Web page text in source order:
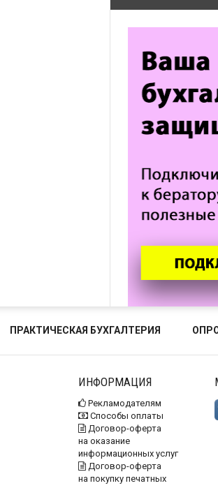
ПРАКТИЧЕСКАЯ БУХГАЛТЕРИЯ
ИНФОРМАЦИЯ
Рекламодателям
Способы оплаты
Договор-оферта
на оказание
информационных услуг
Договор-оферта
на покупку печатных